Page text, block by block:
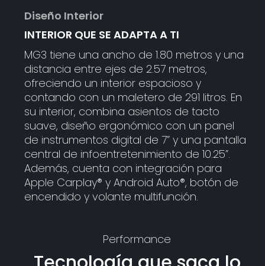
Diseño Interior
INTERIOR QUE SE ADAPTA A TI
MG3 tiene una ancho de 1.80 metros y una
distancia entre ejes de 2.57 metros,
ofreciendo un interior espacioso y
contando con un maletero de 291 litros. En
su interior, combina asientos de tacto
suave, diseño ergonómico con un panel
de instrumentos digital de 7” y una pantalla
central de infoentretenimiento de 10.25”.
Además, cuenta con integración para
Apple Carplay® y Android Auto®, botón de
encendido y volante multifunción.
Performance